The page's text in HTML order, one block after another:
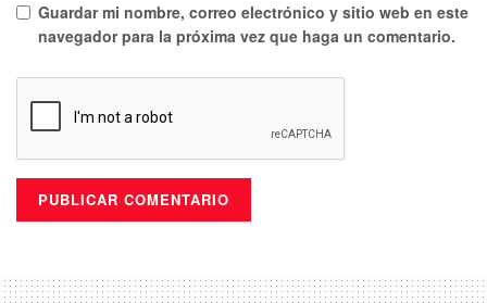
Guardar mi nombre, correo electrónico y sitio web en este
navegador para la próxima vez que haga un comentario.